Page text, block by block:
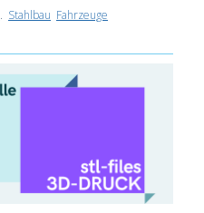
. Stahlbau Fahrzeuge